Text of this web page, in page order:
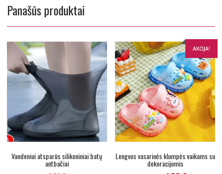
Panašūs produktai
Vandeniui atsparūs silikoniniai batų
antbačiai
AKCIJA!
Lengvos vasarinės klumpės vaikams su
dekoracijomis